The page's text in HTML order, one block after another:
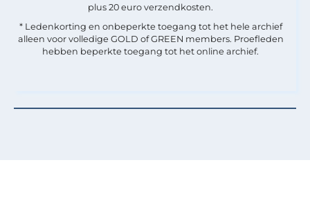
plus 20 euro verzendkosten.
* Ledenkorting en onbeperkte toegang tot het hele archief
alleen voor volledige GOLD of GREEN members. Proefleden
hebben beperkte toegang tot het online archief.